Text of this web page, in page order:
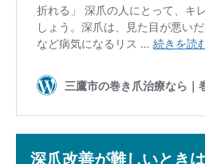
深爪改善が難しいとき